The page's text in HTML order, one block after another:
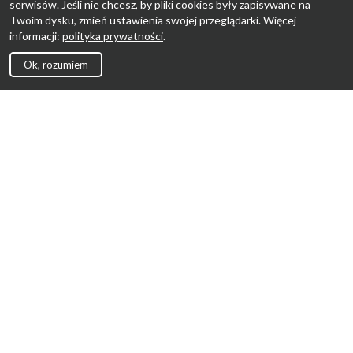
serwisów. Jeśli nie chcesz, by pliki cookies były zapisywane na
Twoim dysku, zmień ustawienia swojej przeglądarki. Więcej
informacji: polityka prywatności.
Ok, rozumiem